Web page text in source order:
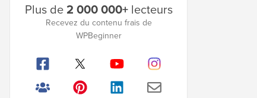
latérale
Plus de2 000 000+lecteurs
Recevez du contenu frais de
WPBeginner